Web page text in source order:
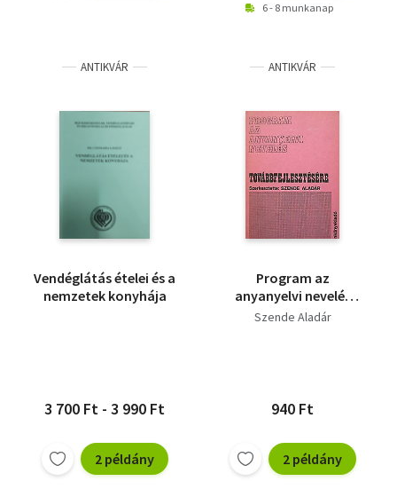
6 - 8 munkanap
ANTIKVÁR
Vendéglátás ételei és a
nemzetek konyhája
3 700 Ft - 3 990 Ft
2 példány
ANTIKVÁR
Program az
anyanyelvi nevelés
továbbfejlesztésére
Szende Aladár
940 Ft
2 példány